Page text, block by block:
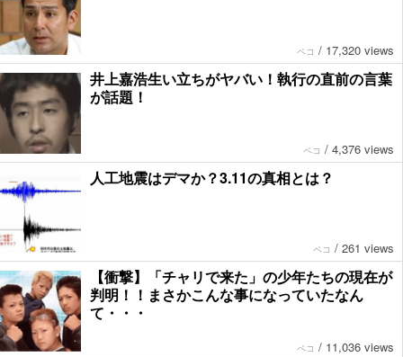
ペコ / 17,320 views
井上嘉浩生い立ちがヤバい！執行の直前の言葉
が話題！
ペコ / 4,376 views
人工地震はデマか？3.11の真相とは？
ペコ / 261 views
【衝撃】「チャリで来た」の少年たちの現在が
判明！！まさかこんな事になっていたなん
て・・・
ペコ / 11,036 views